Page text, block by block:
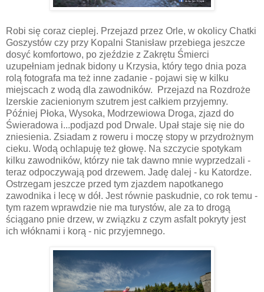
Robi się coraz cieplej. Przejazd przez Orle, w okolicy Chatki
Goszystów czy przy Kopalni Stanisław przebiega jeszcze
dosyć komfortowo, po zjeździe z Zakrętu Śmierci
uzupełniam jednak bidony u Krzysia, który tego dnia poza
rolą fotografa ma też inne zadanie - pojawi się w kilku
miejscach z wodą dla zawodników. Przejazd na Rozdroże
Izerskie zacienionym szutrem jest całkiem przyjemny.
Później Płoka, Wysoka, Modrzewiowa Droga, zjazd do
Świeradowa i...podjazd pod Drwale. Upał staje się nie do
zniesienia. Zsiadam z roweru i moczę stopy w przydrożnym
cieku. Wodą ochlapuję też głowę. Na szczycie spotykam
kilku zawodników, którzy nie tak dawno mnie wyprzedzali -
teraz odpoczywają pod drzewem. Jadę dalej - ku Katordze.
Ostrzegam jeszcze przed tym zjazdem napotkanego
zawodnika i lecę w dół. Jest równie paskudnie, co rok temu -
tym razem wprawdzie nie ma turystów, ale za to drogą
ściągano pnie drzew, w związku z czym asfalt pokryty jest
ich włóknami i korą - nic przyjemnego.